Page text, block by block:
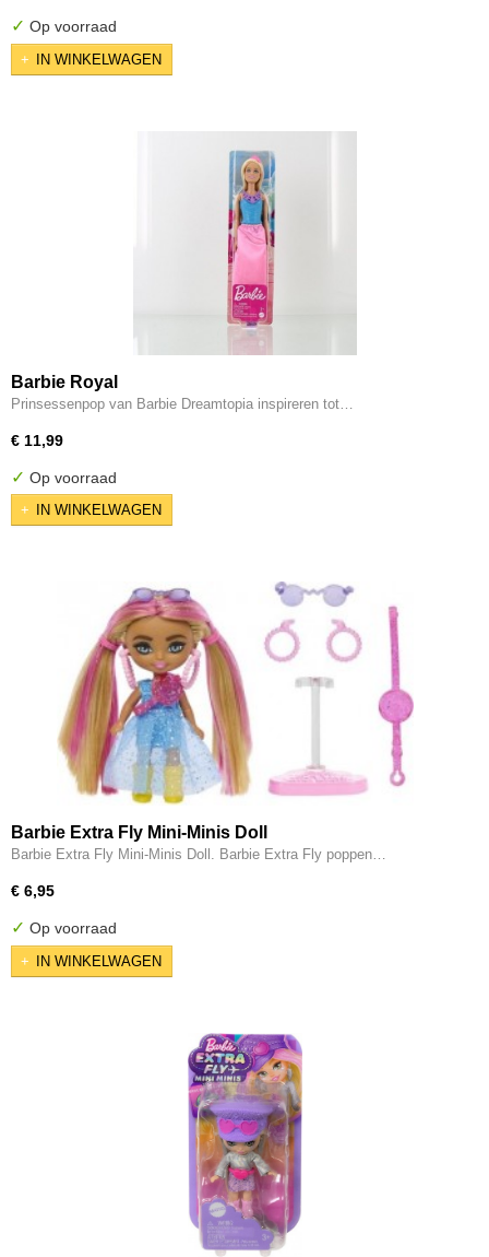
✓ Op voorraad
IN WINKELWAGEN
Barbie Royal
Prinsessenpop van Barbie Dreamtopia inspireren tot…
€ 11,99
✓ Op voorraad
IN WINKELWAGEN
Barbie Extra Fly Mini-Minis Doll
Barbie Extra Fly Mini-Minis Doll. Barbie Extra Fly poppen…
€ 6,95
✓ Op voorraad
IN WINKELWAGEN